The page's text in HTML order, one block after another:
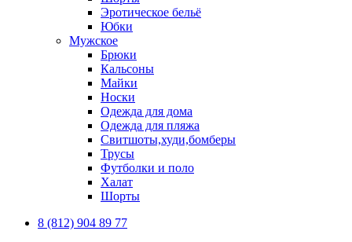
Эротическое бельё
Юбки
Мужское
Брюки
Кальсоны
Майки
Носки
Одежда для дома
Одежда для пляжа
Свитшоты,худи,бомберы
Трусы
Футболки и поло
Халат
Шорты
8 (812) 904 89 77